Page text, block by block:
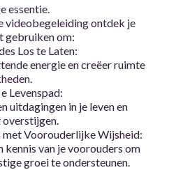
essentie.
videobegeleiding ontdek je
gebruiken om:
Los te Laten:
energie en creëer ruimte
Levenspad:
uitdagingen in je leven en
overstijgen.
Voorouderlijke Wijsheid:
kennis van je voorouders om
groei te ondersteunen.